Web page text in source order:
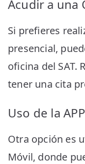
Acudir a una
Si prefieres
presencial,
oficina del SAT.
tener una cita
Uso de la
Otra opción es
Móvil, donde